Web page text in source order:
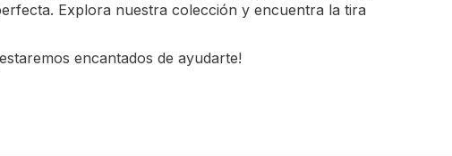
Explora nuestra colección y encuentra la tira
encantados de ayudarte!